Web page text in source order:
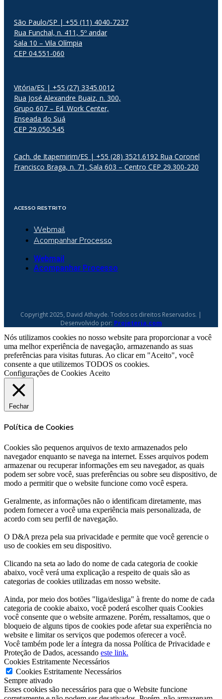
São Paulo/SP | +55 (11) 4040-7237
Rua Funchal, n. 411, 5º andar
Sala 10 – Vila Olímpia
CEP 04.551-060
Vitória/ES | +55 (27) 3345.0012
Rua José Alexandre Buaiz, n. 300,
Grupo 607 – Ed. Work Center,
Enseada do Suá
CEP 29.050-545
Cach. de Itapemirim/ES | +55 (28) 3521.6192 Rua Coronel
Francisco Braga, n. 71, Sala 603 – Centro CEP 29.300-220
ACESSO RESTRITO
Webmail
Acompanhar Processo
Webmail
Acompanhar Processo
Copyright 2025, David Athayde. Todos os direitos Reservados. |
Desenvolvido por: Projeteria.com
Nós utilizamos cookies no nosso website para proporcionar a você
uma melhor experiência de navegação, armazenando as suas
preferências para visitas futuras. Ao clicar em "Aceito", você
consente a que utilizemos TODOS os cookies.
Configurações de Cookies Aceito
Fechar
Política de Cookies
Cookies são pequenos arquivos de texto armazenados pelo
navegador enquanto se navega na internet. Esses arquivos podem
armazenar ou recuperar informações em seu navegador, as quais
podem ser sobre você, suas preferências ou sobre seu dispositivo, de
modo a permitir que o website funcione como você espera.
Geralmente, as informações não o identificam diretamente, mas
podem fornecer a você uma experiência mais personalizada, de
acordo com seu perfil de navegação.
O D&A preza pela sua privacidade e permite que você gerencie o
uso de cookies em seu dispositivo.
Clicando na seta ao lado do nome de cada categoria de cookie
abaixo, você verá uma explicação a respeito de quais são as
categorias de cookies utilizadas em nosso website.
Ainda, por meio dos botões "liga/desliga" à frente do nome de cada
categoria de cookie abaixo, você poderá escolher quais Cookies
você consente que o website armazene. Porém, ressaltamos, que o
bloqueio de alguns tipos de cookies pode afetar sua experiência no
website e limitar os serviços que podemos oferecer a você.
Você também pode ler a íntegra da nossa Política de Privacidade e
Proteção de Dados, acessando este link.
Cookies Estritamente Necessários
Cookies Estritamente Necessários
Sempre ativado
Esses cookies são necessários para que o Website funcione